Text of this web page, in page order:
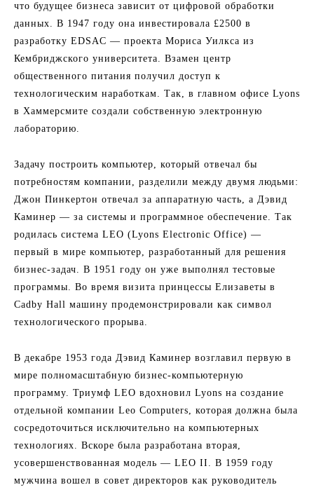
что будущее бизнеса зависит от цифровой обработки
данных. В 1947 году она инвестировала £2500 в
разработку EDSAC — проекта Мориса Уилкса из
Кембриджского университета. Взамен центр
общественного питания получил доступ к
технологическим наработкам. Так, в главном офисе Lyons
в Хаммерсмите создали собственную электронную
лабораторию.
Задачу построить компьютер, который отвечал бы
потребностям компании, разделили между двумя людьми:
Джон Пинкертон отвечал за аппаратную часть, а Дэвид
Каминер — за системы и программное обеспечение. Так
родилась система LEO (Lyons Electronic Office) —
первый в мире компьютер, разработанный для решения
бизнес-задач. В 1951 году он уже выполнял тестовые
программы. Во время визита принцессы Елизаветы в
Cadby Hall машину продемонстрировали как символ
технологического прорыва.
В декабре 1953 года Дэвид Каминер возглавил первую в
мире полномасштабную бизнес-компьютерную
программу. Триумф LEO вдохновил Lyons на создание
отдельной компании Leo Computers, которая должна была
сосредоточиться исключительно на компьютерных
технологиях. Вскоре была разработана вторая,
усовершенствованная модель — LEO II. В 1959 году
мужчина вошел в совет директоров как руководитель